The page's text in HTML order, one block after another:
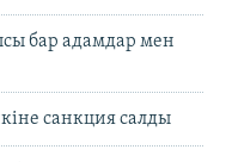
бар адамдар мен
санкция салды